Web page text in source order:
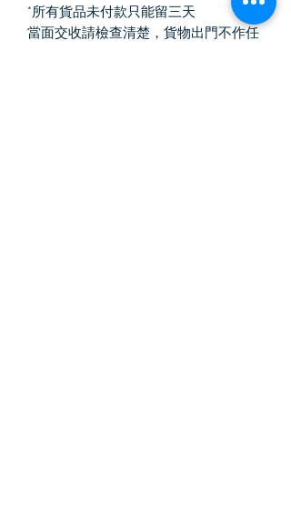
*所有貨品未付款只能留三天
當面交收請檢查清楚，貨物出門不作任